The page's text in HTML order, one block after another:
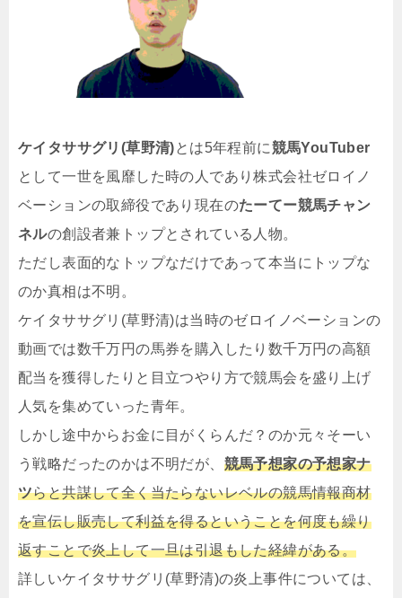
ケイタササグリ(草野清)とは5年程前に競馬YouTuber
として一世を風靡した時の人であり株式会社ゼロイノ
ベーションの取締役であり現在のたーてー競馬チャン
ネルの創設者兼トップとされている人物。
ただし表面的なトップなだけであって本当にトップな
のか真相は不明。
ケイタササグリ(草野清)は当時のゼロイノベーションの
動画では数千万円の馬券を購入したり数千万円の高額
配当を獲得したりと目立つやり方で競馬会を盛り上げ
人気を集めていった青年。
しかし途中からお金に目がくらんだ？のか元々そーい
う戦略だったのかは不明だが、 競馬予想家の予想家ナ
ツらと共謀して全く当たらないレベルの競馬情報商材
を宣伝し販売して利益を得るということを何度も繰り
返すことで炎上して一旦は引退もした経緯がある。
詳しいケイタササグリ(草野清)の炎上事件については、